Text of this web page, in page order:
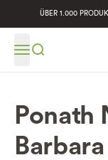
ÜBER 1.000
Ponath
Barbara